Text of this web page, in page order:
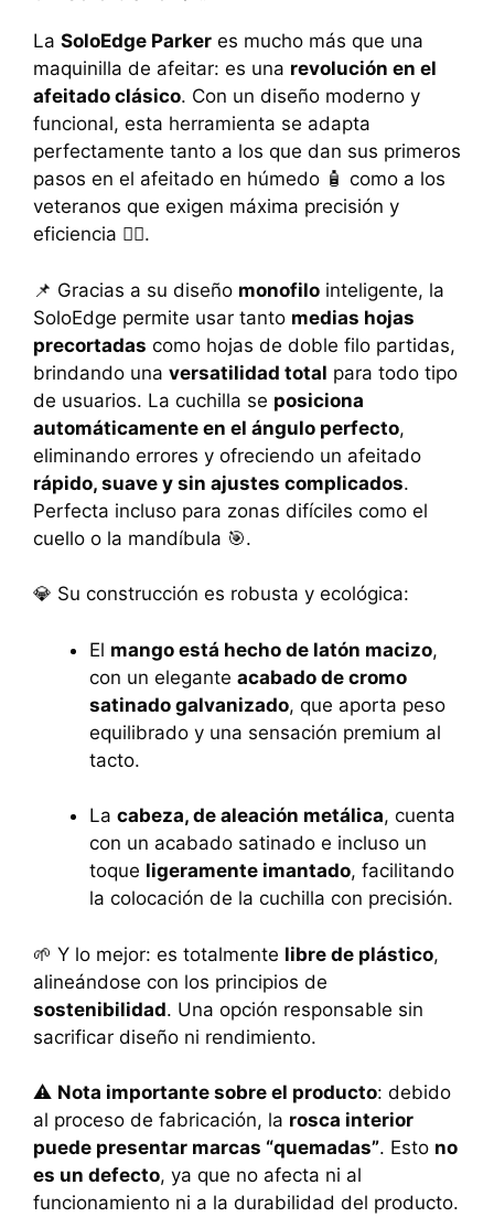
n
i
d
d
e
s
La SoloEdge Parker es mucho más que una
maquinilla de afeitar: es una revolución en el
afeitado clásico. Con un diseño moderno y
funcional, esta herramienta se adapta
perfectamente tanto a los que dan sus primeros
pasos en el afeitado en húmedo 🧴 como a los
veteranos que exigen máxima precisión y
eficiencia 🧔‍♂️.
📌 Gracias a su diseño monofilo inteligente, la
SoloEdge permite usar tanto medias hojas
precortadas como hojas de doble filo partidas,
brindando una versatilidad total para todo tipo
de usuarios. La cuchilla se posiciona
automáticamente en el ángulo perfecto,
eliminando errores y ofreciendo un afeitado
rápido, suave y sin ajustes complicados.
Perfecta incluso para zonas difíciles como el
cuello o la mandíbula 🎯.
💎 Su construcción es robusta y ecológica:
El mango está hecho de latón macizo,
con un elegante acabado de cromo
satinado galvanizado, que aporta peso
equilibrado y una sensación premium al
tacto.
La cabeza, de aleación metálica, cuenta
con un acabado satinado e incluso un
toque ligeramente imantado, facilitando
la colocación de la cuchilla con precisión.
🌱 Y lo mejor: es totalmente libre de plástico,
alineándose con los principios de
sostenibilidad. Una opción responsable sin
sacrificar diseño ni rendimiento.
⚠️ Nota importante sobre el producto: debido
al proceso de fabricación, la rosca interior
puede presentar marcas “quemadas”. Esto no
es un defecto, ya que no afecta ni al
funcionamiento ni a la durabilidad del producto.